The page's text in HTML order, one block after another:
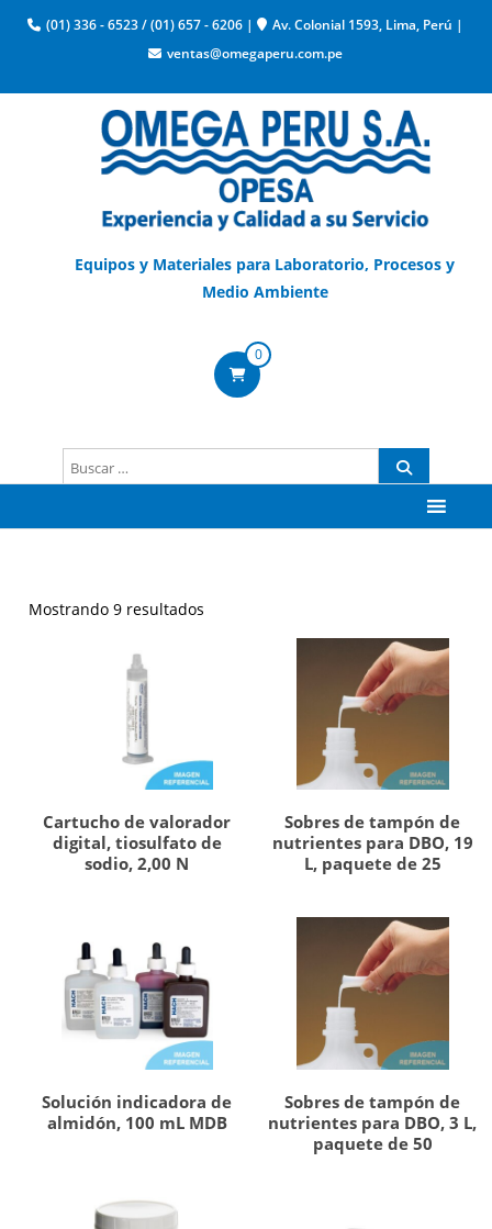
(01) 336 - 6523/(01) 657 - 6206 | Av. Colonial 1593, Lima, Perú |
ventas@omegaperu.com.pe
Equipos y Materiales para Laboratorio, Procesos y
Medio Ambiente
0
Mostrando 9 resultados
Cartucho de valorador
digital, tiosulfato de
sodio, 2,00 N
Sobres de tampón de
nutrientes para DBO, 19
L, paquete de 25
Solución indicadora de
almidón, 100 mL MDB
Sobres de tampón de
nutrientes para DBO, 3 L,
paquete de 50